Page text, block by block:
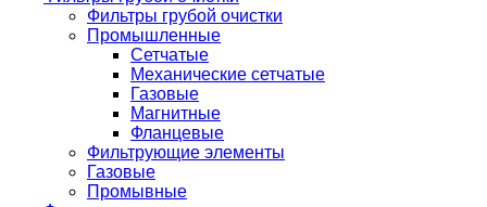
Фильтры грубой очистки
Промышленные
Сетчатые
Механические сетчатые
Газовые
Магнитные
Фланцевые
Фильтрующие элементы
Газовые
Промывные